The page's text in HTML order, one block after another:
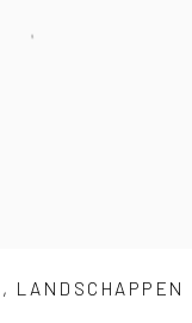
, LANDSCHAPPEN